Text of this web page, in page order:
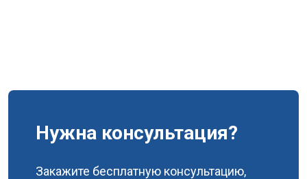
Нужна консультация?
Закажите бесплатную консультацию,